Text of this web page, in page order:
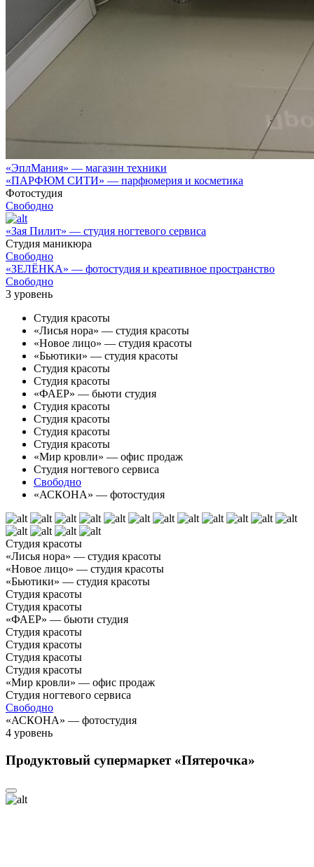
«ЭплМания» — магазин техники
«ПАРФЮМ СИТИ» — парфюмерия и косметика
Фотостудия
Свободно
«Зая Пилит» — студия ногтевого сервиса
Студия маникюра
Свободно
«ЗЕЛЁНКА» — фотостудия и креативное пространство
Свободно
3 уровень
Студия красоты
«Лисья нора» — студия красоты
«Новое лицо» — студия красоты
«Бьютики» — студия красоты
Студия красоты
Студия красоты
«ФАЕР» — бьюти студия
Студия красоты
Студия красоты
Студия красоты
Студия красоты
«Мир кровли» — офис продаж
Студия ногтевого сервиса
Свободно
«АСКОНА» — фотостудия
Студия красоты
«Лисья нора» — студия красоты
«Новое лицо» — студия красоты
«Бьютики» — студия красоты
Студия красоты
Студия красоты
«ФАЕР» — бьюти студия
Студия красоты
Студия красоты
Студия красоты
Студия красоты
«Мир кровли» — офис продаж
Студия ногтевого сервиса
Свободно
«АСКОНА» — фотостудия
4 уровень
Продуктовый супермаркет «Пятерочка»